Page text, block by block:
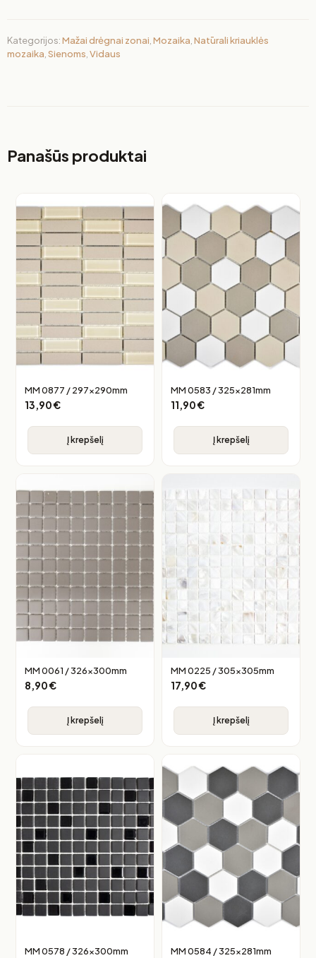
Kategorijos:Mažai drėgnai zonai Mozaika Natūrali kriauklės
mozaika Sienoms Vidaus
Panašūs produktai
MM 0877 / 297x290mm
13,90€
Į krepšelį
MM 0583 / 325x281mm
11,90€
Į krepšelį
MM 0061 / 326x300mm
8,90€
Į krepšelį
MM 0225 / 305x305mm
17,90€
Į krepšelį
MM 0578 / 326x300mm MM 0584 / 325x281mm